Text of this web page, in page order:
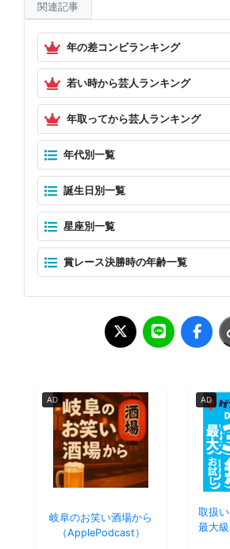
関連記事
年の差コンビランキング
若い時から芸人ランキング
年取ってから芸人ランキング
年代別一覧
誕生日別一覧
星座別一覧
賞レース決勝時の年齢一覧
AD
岐阜のお笑い酒場から
（ApplePodcast）
AD
取扱
最大